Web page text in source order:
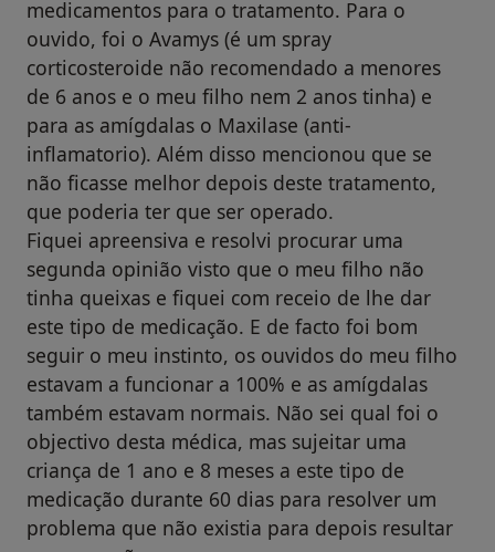
medicamentos para o tratamento. Para o
ouvido, foi o Avamys (é um spray
corticosteroide não recomendado a menores
de 6 anos e o meu filho nem 2 anos tinha) e
para as amígdalas o Maxilase (anti-
inflamatorio). Além disso mencionou que se
não ficasse melhor depois deste tratamento,
que poderia ter que ser operado.
Fiquei apreensiva e resolvi procurar uma
segunda opinião visto que o meu filho não
tinha queixas e fiquei com receio de lhe dar
este tipo de medicação. E de facto foi bom
seguir o meu instinto, os ouvidos do meu filho
estavam a funcionar a 100% e as amígdalas
também estavam normais. Não sei qual foi o
objectivo desta médica, mas sujeitar uma
criança de 1 ano e 8 meses a este tipo de
medicação durante 60 dias para resolver um
problema que não existia para depois resultar